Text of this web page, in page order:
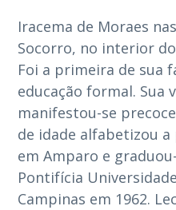
Iracema de Moraes
Socorro, no interior
Foi a primeira de sua
educação formal. Sua
manifestou-se
de idade alfabetizou
em Amparo e
Pontifícia
Campinas em 1962.